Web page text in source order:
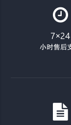
7×24
小时售后